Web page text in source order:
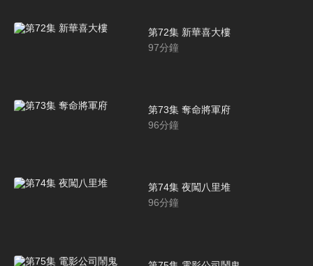
第72集 新華喜大樓
97分鐘
第73集 奪命將軍府
96分鐘
第74集 夜闖八里堆
96分鐘